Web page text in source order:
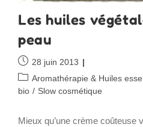
Les huiles
peau
Publication
publiée :
28 juin 2013
Post
category:
Aromathérapie & Huiles
bio / Slow cosmétique
Mieux qu’une crème coûteuse